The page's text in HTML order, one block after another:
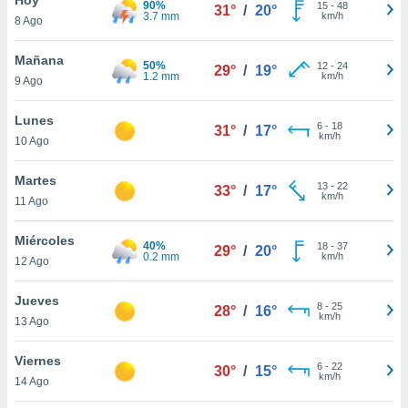
y
en
más
de
8 Ago
90%
3.7 mm
31° / 20° 15- 48
km/h
Mañana
9 Ago
50%
1.2 mm
29° / 19° 12- 24
km/h
Lunes
10 Ago
31° / 17° 6- 18
km/h
Martes
11 Ago
33° / 17° 13- 22
km/h
Miércoles
12 Ago
40%
0.2 mm
29° / 20° 18- 37
km/h
Jueves
13 Ago
28° / 16° 8- 25
km/h
Viernes
14 Ago
30° / 15° 6- 22
km/h